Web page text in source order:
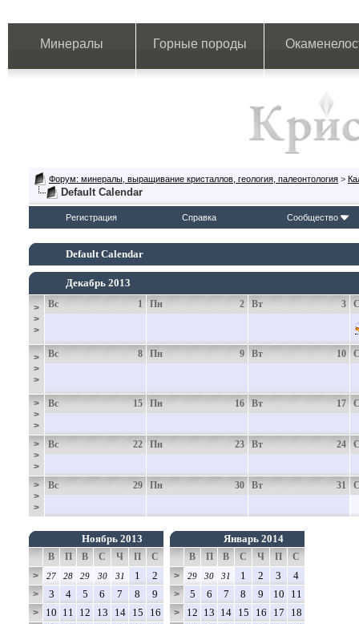
Минералы Горные породы
Форум: минералы, выращивание кристаллов, геология, палеонтология >
Default Calendar
Регистрация Справка Сообщество
Default Calendar
Декабрь 2013
>
>
>
1
Вс 2
Пн 3
Вт
>
>
>
8
Вс 9
Пн 10
Вт
>
>
>
15
Вс 16
Пн 17
Вт
>
>
>
22
Вс 23
Пн 24
Вт
>
>
>
29
Вс 30
Пн 31
Вт
Ноябрь 2013
В П В С Ч П
С
>
27 28 29 30 31 1 2
> 3 4 5 6 7 8 9
> 10 11 12 13 14 15 16
Январь 2014
В П В С Ч П
С
>
29 30 31 1 2 3 4
> 5 6 7 8 9 10 11
> 12 13 14 15 16 17 18